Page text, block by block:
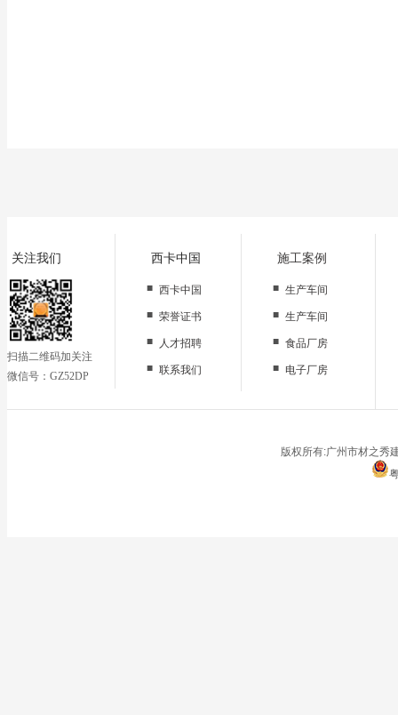
关注我们
扫描二维码加关注
微信号：GZ52DP
西卡中国
■ 西卡中国
■ 荣誉证书
■
人才招聘
■ 联系我们
施工案例
■ 生产车间
■ 生产车间
■ 食品厂房
■ 电子厂房
停车场
版权所有:广州市材之